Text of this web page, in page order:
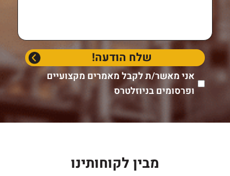
אני מאשר/ת לקבל מאמרים מקצועיים
ופרסומים בניוזלטרס
מבין לקוחותינו